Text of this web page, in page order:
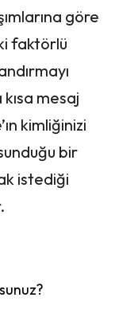
göre
faktörlü
mesaj
kimliğinizi
bir
istediği